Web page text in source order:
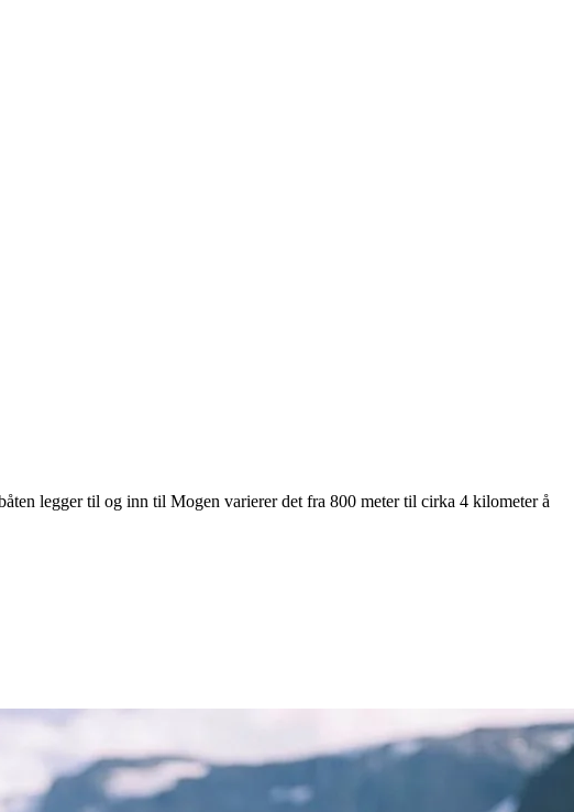
legger til og inn til Mogen varierer det fra 800 meter til cirka 4 kilometer å